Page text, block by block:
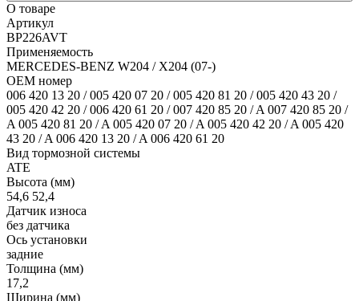
О товаре
Артикул
BP226AVT
Применяемость
MERCEDES-BENZ W204 / X204 (07-)
OEM номер
006 420 13 20 / 005 420 07 20 / 005 420 81 20 / 005 420 43 20 /
005 420 42 20 / 006 420 61 20 / 007 420 85 20 / A 007 420 85 20 /
A 005 420 81 20 / A 005 420 07 20 / A 005 420 42 20 / A 005 420
43 20 / A 006 420 13 20 / A 006 420 61 20
Вид тормозной системы
ATE
Высота (мм)
54,6 52,4
Датчик износа
без датчика
Ось установки
задние
Толщина (мм)
17,2
Ширина (мм)